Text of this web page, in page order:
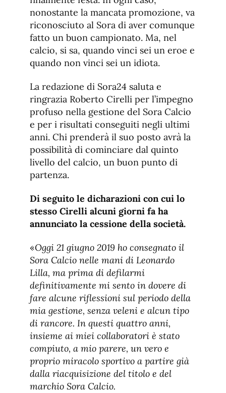
nonostante la mancata promozione, va
riconosciuto al Sora di aver comunque
fatto un buon campionato. Ma, nel
calcio, si sa, quando vinci sei un eroe e
quando non vinci sei un idiota.
La redazione di Sora24 saluta e
ringrazia Roberto Cirelli per l’impegno
profuso nella gestione del Sora Calcio
e per i risultati conseguiti negli ultimi
anni. Chi prenderà il suo posto avrà la
possibilità di cominciare dal quinto
livello del calcio, un buon punto di
partenza.
Di seguito le dicharazioni con cui lo
stesso Cirelli alcuni giorni fa ha
annunciato la cessione della società.
«Oggi 21 giugno 2019 ho consegnato il
Sora Calcio nelle mani di Leonardo
Lilla, ma prima di defilarmi
definitivamente mi sento in dovere di
fare alcune riflessioni sul periodo della
mia gestione, senza veleni e alcun tipo
di rancore. In questi quattro anni,
insieme ai miei collaboratori è stato
compiuto, a mio parere, un vero e
proprio miracolo sportivo a partire già
dalla riacquisizione del titolo e del
marchio Sora Calcio.